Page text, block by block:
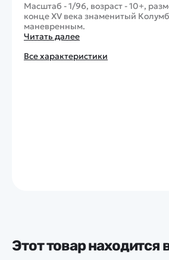
Масштаб - 1/96, возраст - 10+,
конце XV века знаменитый
маневренным.
Читать далее
Все характеристики
Этот товар